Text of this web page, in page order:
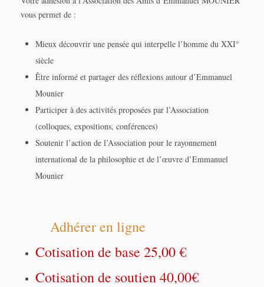
vous permet de :
Mieux découvrir une pensée qui interpelle l’homme du XXI°
siècle
Être informé et partager des réflexions autour d’Emmanuel
Mounier
Participer à des activités proposées par l’Association
(colloques, expositions, conférences)
Soutenir l’action de l’Association pour le rayonnement
international de la philosophie et de l’œuvre d’Emmanuel
Mounier
Adhérer en ligne
Cotisation de base 25,00 €
Cotisation de soutien 40,00€